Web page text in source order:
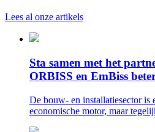
Lees al onze artikels
Sta samen met het
ORBISS en EmBiss
De bouw- en installatiesector is
economische motor, maar